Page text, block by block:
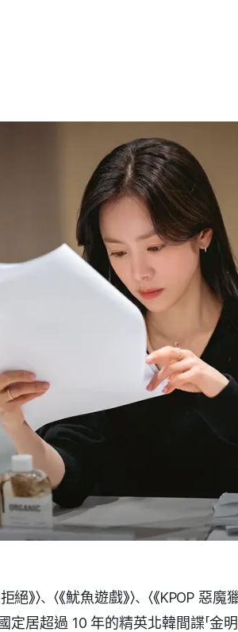
》〉、〈《魷魚遊戲》〉、〈《KPOP 惡
居超過 10 年的精英北韓間諜「金